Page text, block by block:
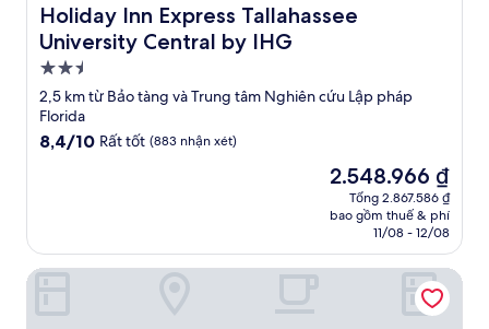
Holiday Inn Express Tallahassee
University Central by IHG
Holiday Inn Express Tallahassee University Central by
Nơi
lưu
trú
2.5
2,5 km từ Bảo tàng và Trung tâm Nghiên cứu Lập pháp
Florida
8.4
nhận
xét)
8,4/10 Rất tốt (883 nhận xét)
Giá
hiện
tại
2.548.966 ₫
2.548.966 ₫
Tổng 2.867.586 ₫
bao gồm thuế & phí
11/08 - 12/08
Comfort Suites Tallahassee Capitol - University Area